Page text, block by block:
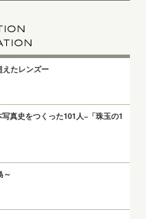
たレンズー
真史をつくった101人−「珠玉の1
～